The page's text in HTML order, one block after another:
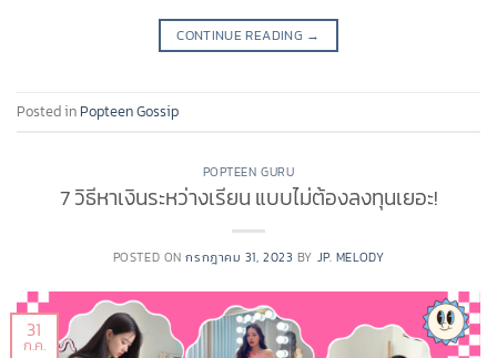
CONTINUE READING →
Posted in Popteen Gossip
POPTEEN GURU
7 วิธีหาเงินระหว่างเรียน แบบไม่ต้องลงทุนเยอะ!
POSTED ONกรกฎาคม 31, 2023 BY JP. MELODY
31
ก.ค.